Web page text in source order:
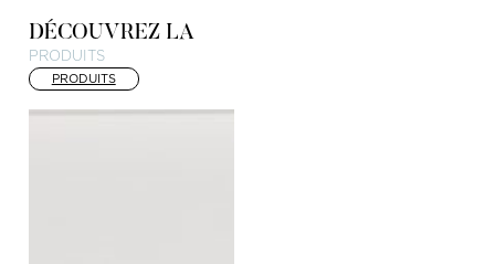
DÉCOUVREZ LA
PRODUITS
PRODUITS